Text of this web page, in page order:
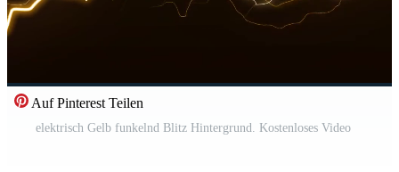
Auf Pinterest Teilen
elektrisch Gelb funkelnd Blitz Hintergrund. Kostenloses Video